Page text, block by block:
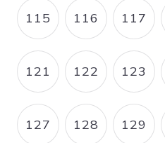
PAGE
115 PAGE
116 PAGE
117
PAGE
121 PAGE
122 PAGE
123
PAGE
127 PAGE
128 PAGE
129